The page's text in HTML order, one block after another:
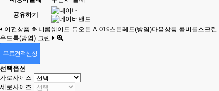
공유하기
이전상품 허니콤쉐이드 듀오톤 A-019스톤레드(방염)다음상품 콤비롤스크린
우드룩(방염) 그린
무료견적신청
선택옵션
가로사이즈
세로사이즈